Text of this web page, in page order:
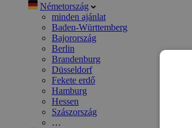
Németország
minden ajánlat
Baden-Württemberg
Bajorország
Berlin
Brandenburg
Düsseldorf
Fekete erdő
Hamburg
Hessen
Szászország
…